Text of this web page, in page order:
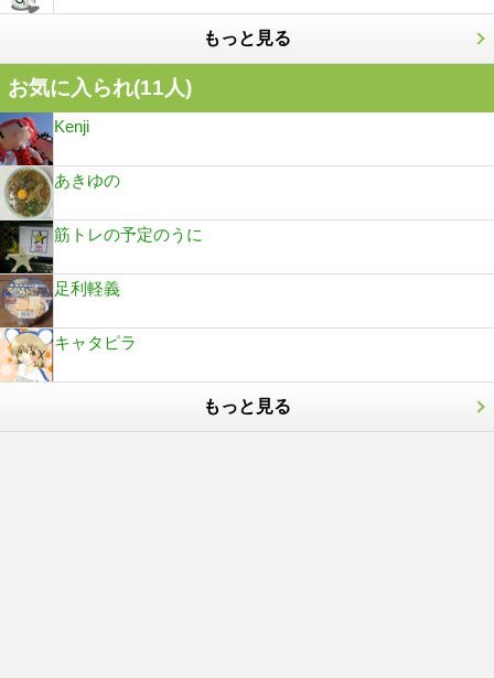
もっと見る
お気に入られ(11人)
Kenji
あきゆの
筋トレの予定のうに
足利軽義
キャタピラ
もっと見る